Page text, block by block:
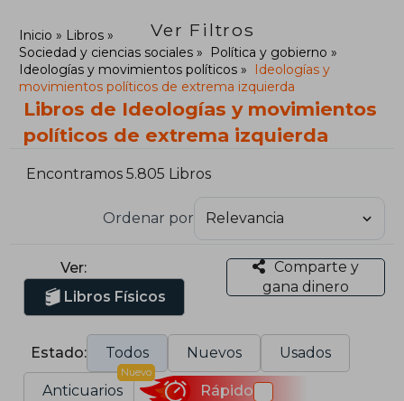
Ver Filtros
Inicio
Libros
Sociedad y ciencias sociales
Política y gobierno
Ideologías y movimientos políticos
Ideologías y
movimientos políticos de extrema izquierda
Libros de Ideologías y movimientos
políticos de extrema izquierda
Encontramos 5.805 Libros
Ordenar por
Ver:
Libros Físicos
Comparte y
gana dinero
Estado: Todos Nuevos Usados
Anticuarios
Nuevo
Rápido